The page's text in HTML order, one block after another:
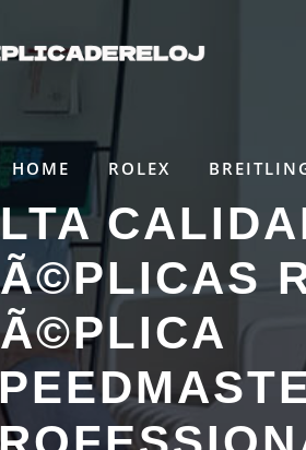
HOME ROLEX